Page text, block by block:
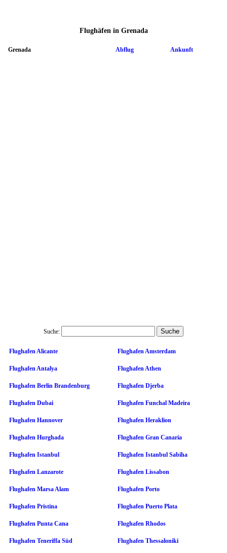
Flughäfen in Grenada
Grenada Abflug Ankunft
Suche:
Flughafen Alicante Flughafen Amsterdam
Flughafen Antalya Flughafen Athen
Flughafen Berlin Brandenburg Flughafen Djerba
Flughafen Dubai Flughafen Funchal Madeira
Flughafen Hannover Flughafen Heraklion
Flughafen Hurghada Flughafen Gran Canaria
Flughafen Istanbul Flughafen Istanbul Sabiha
Flughafen Lanzarote Flughafen Lissabon
Flughafen Marsa Alam Flughafen Porto
Flughafen Pristina Flughafen Puerto Plata
Flughafen Punta Cana Flughafen Rhodos
Flughafen Teneriffa Süd Flughafen Thessaloniki